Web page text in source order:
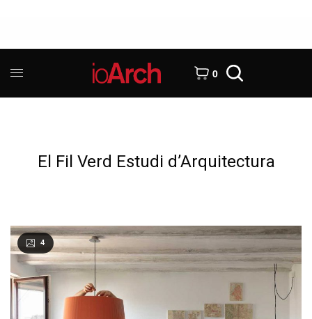
0
El Fil Verd Estudi d’Arquitectura
4